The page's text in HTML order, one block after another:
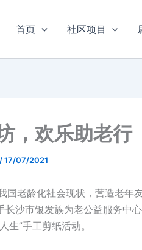
首页 社区项目
，欢乐助老行
/17/07/2021
老龄化社会现状，营造老年
长沙市银发族为老公益服务中
生”手工剪纸活动。